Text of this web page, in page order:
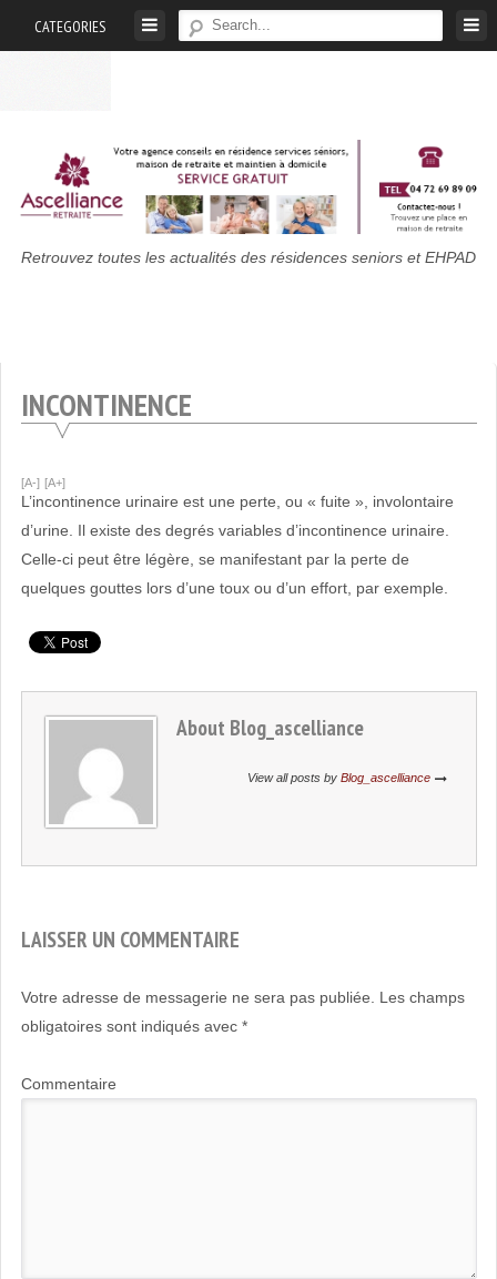
CATEGORIES
Maison
Des
Résidences
Et
EHPAD
Retrouvez toutes les actualités des résidences seniors et EHPAD
INCONTINENCE
[A-] [A+]
L’incontinence urinaire est une perte, ou « fuite », involontaire
d’urine. Il existe des degrés variables d’incontinence urinaire.
Celle-ci peut être légère, se manifestant par la perte de
quelques gouttes lors d’une toux ou d’un effort, par exemple.
About Blog_ascelliance
View all posts by Blog_ascelliance
LAISSER UN COMMENTAIRE
Votre adresse de messagerie ne sera pas publiée.
Les champs
obligatoires sont indiqués avec *
Commentaire